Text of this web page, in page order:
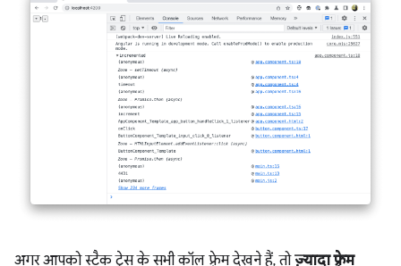
अगर आपको स्टैक ट्रेस के सभी कॉल फ़्रेम देखने हैं, तोज़्यादा फ़्रेम